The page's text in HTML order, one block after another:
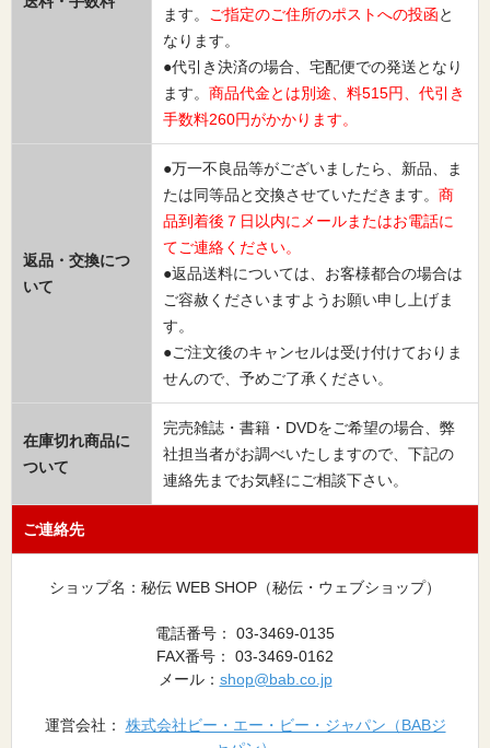
ます。 ご指定のご住所のポストへの投函と
なります。
●代引き決済の場合、宅配便での発送となり
ます。 商品代金とは別途、料515円、代引き
手数料260円がかかります。
返品・交換につ
いて
●万一不良品等がございましたら、新品、ま
たは同等品と交換させていただきます。 商
品到着後７日以内にメールまたはお電話に
てご連絡ください。
●返品送料については、お客様都合の場合は
ご容赦くださいますようお願い申し上げま
す。
●ご注文後のキャンセルは受け付けておりま
せんので、予めご了承ください。
在庫切れ商品に
ついて
完売雑誌・書籍・DVDをご希望の場合、弊
社担当者がお調べいたしますので、下記の
連絡先までお気軽にご相談下さい。
ご連絡先
ショップ名：秘伝 WEB SHOP（秘伝・ウェブショップ）
電話番号： 03-3469-0135
FAX番号： 03-3469-0162
メール： shop@bab.co.jp
運営会社： 株式会社ビー・エー・ビー・ジャパン（BABジ